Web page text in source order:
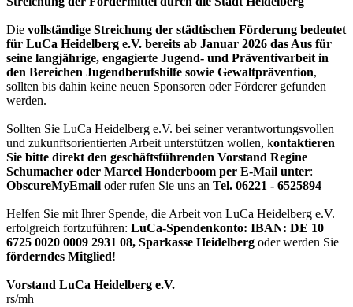
Die vollständige Streichung der städtischen Förderung bedeutet
für LuCa Heidelberg e.V. bereits ab Januar 2026 das Aus für
seine langjährige, engagierte Jugend- und Präventivarbeit in
den Bereichen Jugendberufshilfe sowie Gewaltprävention,
sollten bis dahin keine neuen Sponsoren oder Förderer gefunden
werden.
Sollten Sie LuCa Heidelberg e.V. bei seiner verantwortungsvollen
und zukunftsorientierten Arbeit unterstützen wollen, kontaktieren
Sie bitte direkt den geschäftsführenden Vorstand Regine
Schumacher oder Marcel Honderboom per E-Mail unter:
ObscureMyEmail oder rufen Sie uns an Tel. 06221 - 6525894
Helfen Sie mit Ihrer Spende, die Arbeit von LuCa Heidelberg e.V.
erfolgreich fortzuführen: LuCa-Spendenkonto: IBAN: DE 10
6725 0020 0009 2931 08, Sparkasse Heidelberg oder werden Sie
förderndes Mitglied!
Vorstand LuCa Heidelberg e.V.
rs/mh